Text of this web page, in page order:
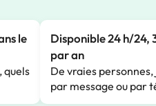
le
quels
Disponible 24 h/24,
par an
De vraies
par message ou par